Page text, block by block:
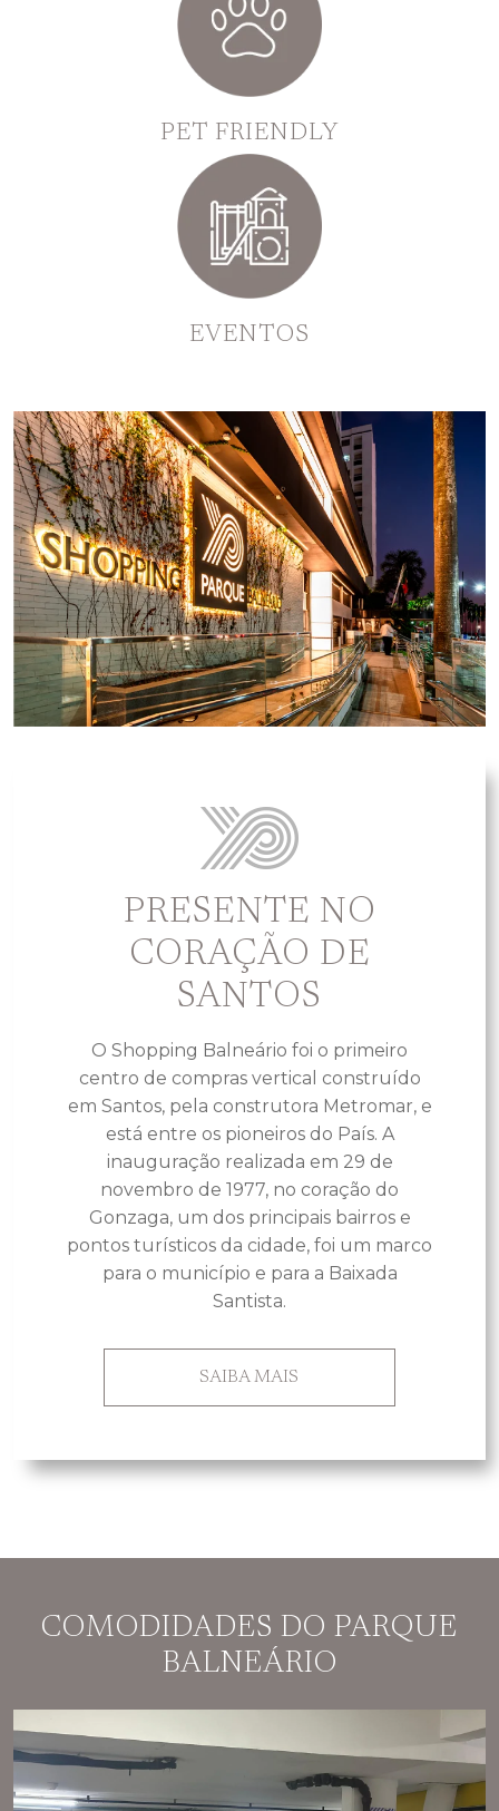
PET FRIENDLY
EVENTOS
PRESENTE NO
CORAÇÃO DE
SANTOS
O Shopping Balneário foi o primeiro
centro de compras vertical construído
em Santos, pela construtora Metromar, e
está entre os pioneiros do País. A
inauguração realizada em 29 de
novembro de 1977, no coração do
Gonzaga, um dos principais bairros e
pontos turísticos da cidade, foi um marco
para o município e para a Baixada
Santista.
SAIBA MAIS
COMODIDADES DO PARQUE
BALNEÁRIO